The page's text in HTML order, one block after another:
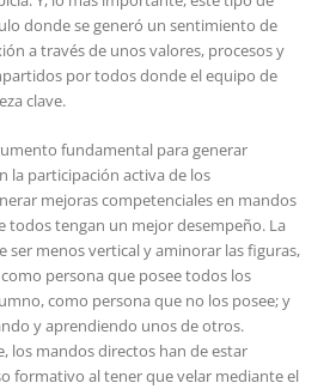
donde se generó un sentimiento de
a través de unos valores, procesos y
por todos donde el equipo de
clave.
fundamental para generar
la participación activa de los
mejoras competenciales en mandos
todos tengan un mejor desempeño. La
ser menos vertical y aminorar las figuras,
persona que posee todos los
como persona que no los posee; y
y aprendiendo unos de otros.
los mandos directos han de estar
formativo al tener que velar mediante el